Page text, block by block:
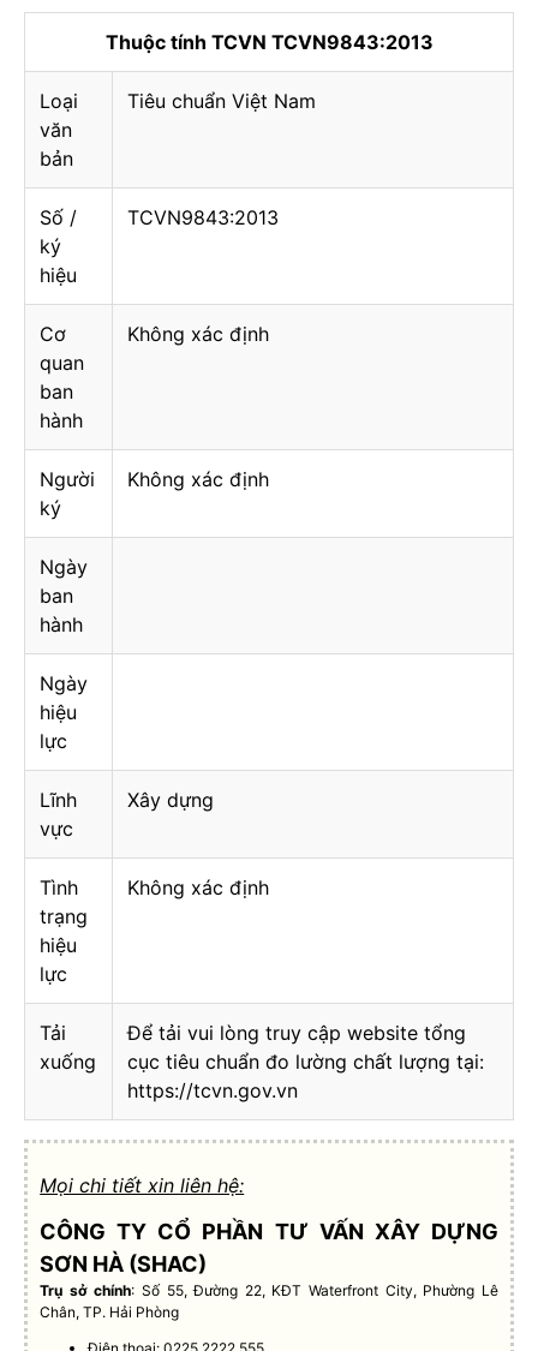
Thuộc tính TCVN TCVN9843:2013
Loại
văn
bản
Tiêu chuẩn Việt Nam
Số /
ký
hiệu
TCVN9843:2013
Cơ
quan
ban
hành
Không xác định
Người
ký
Không xác định
Ngày
ban
hành
Ngày
hiệu
lực
Lĩnh
vực
Xây dựng
Tình
trạng
hiệu
lực
Không xác định
Tải
xuống
Để tải vui lòng truy cập website tổng
cục tiêu chuẩn đo lường chất lượng tại:
https://tcvn.gov.vn
Mọi chi tiết xin liên hệ:
CÔNG TY CỔ PHẦN TƯ VẤN XÂY DỰNG
SƠN HÀ (SHAC)
Trụ sở chính: Số 55, Đường 22, KĐT Waterfront City, Phường Lê
Chân, TP. Hải Phòng